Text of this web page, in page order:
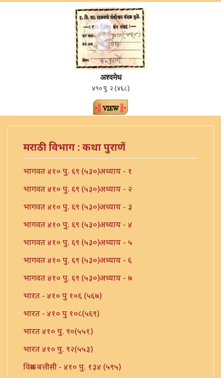
अश्वमेध
४१० पु. २ (४६८)
मराठी विभाग : कथा पुराणें
भागवत ४१० पु. ६९ (५३०)अध्याय - १
भागवत ४१० पु. ६९ (५३०)अध्याय - २
भागवत ४१० पु. ६९ (५३०)अध्याय - ३
भागवत ४१० पु. ६९ (५३०)अध्याय - ४
भागवत ४१० पु. ६९ (५३०)अध्याय - ५
भागवत ४१० पु. ६९ (५३०)अध्याय - ६
भागवत ४१० पु. ६९ (५३०)अध्याय - ७
भारत - ४१० पु १०६ (५६७)
भारत - ४१० पु १०८(५६९)
भारत ४१० पु. ९०(५५१)
भारत ४१० पु. ९२(५५३)
विक्रम बत्तीसी - ४१० पु. १३४ (५९५)